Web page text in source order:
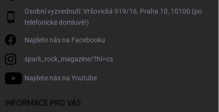
Osobní vyzvednutí: Vršovická 919/16, Praha 10, 10100 (po
telefonické domluvě!)
Najdete nás na Facebooku
spark_rock_magazine/?hl=cs
Najdete nás na Youtube
INFORMACE PRO VÁS